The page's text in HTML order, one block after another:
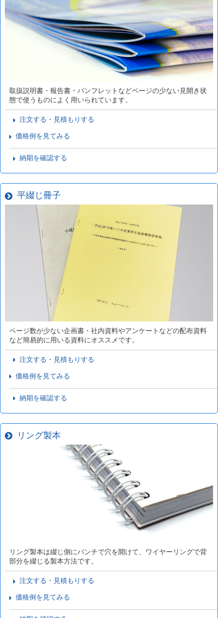
取扱説明書・報告書・パンフレットなどページの少ない見開き状
態で使うものによく用いられています。
注文する・見積もりする
価格例を見てみる
納期を確認する
平綴じ冊子
ページ数が少ない企画書・社内資料やアンケートなどの配布資料
など簡易的に用いる資料にオススメです。
注文する・見積もりする
価格例を見てみる
納期を確認する
リング製本
リング製本は綴じ側にパンチで穴を開けて、ワイヤーリングで背
部分を綴じる製本方法です。
注文する・見積もりする
価格例を見てみる